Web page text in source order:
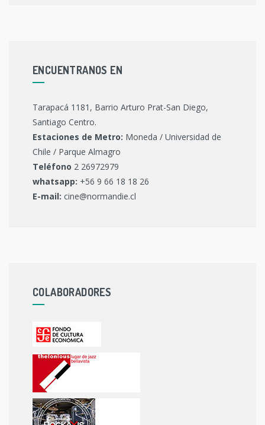
ENCUENTRANOS EN
Tarapacá 1181, Barrio Arturo Prat-San Diego,
Santiago Centro.
Estaciones de Metro: Moneda / Universidad de
Chile / Parque Almagro
Teléfono 2 26972979
whatsapp: +56 9 66 18 18 26
E-mail: cine@normandie.cl
COLABORADORES